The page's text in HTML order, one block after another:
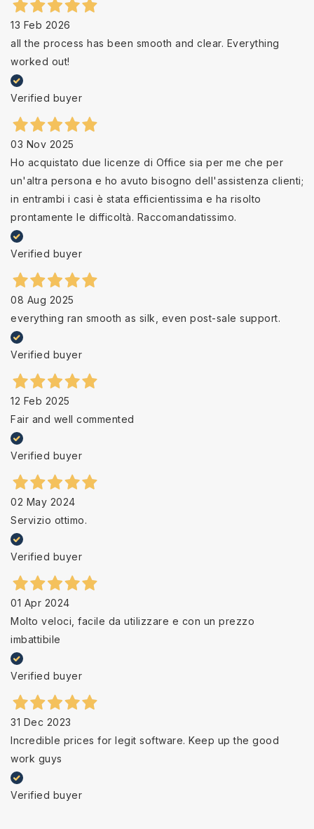
13 Feb 2026
all the process has been smooth and clear. Everything
worked out!
Verified buyer
03 Nov 2025
Ho acquistato due licenze di Office sia per me che per
un'altra persona e ho avuto bisogno dell'assistenza clienti;
in entrambi i casi è stata efficientissima e ha risolto
prontamente le difficoltà. Raccomandatissimo.
Verified buyer
08 Aug 2025
everything ran smooth as silk, even post-sale support.
Verified buyer
12 Feb 2025
Fair and well commented
Verified buyer
02 May 2024
Servizio ottimo.
Verified buyer
01 Apr 2024
Molto veloci, facile da utilizzare e con un prezzo
imbattibile
Verified buyer
31 Dec 2023
Incredible prices for legit software. Keep up the good
work guys
Verified buyer